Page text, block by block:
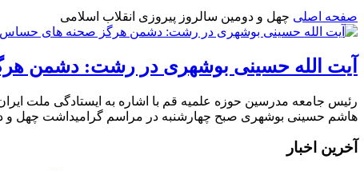
صفحه اصلی چهل و دومین سالروز پیروزی انقلاب اسلامی
آیت الله حسینی بوشهری در رشت: دشمن
رئیس جامعه مدرسین حوزه علمیه قم با اشاره به ایستادگی ملت
هاشم حسینی بوشهری صبح چهارشنبه در مراسم گرامیداشت چهل و
آخرین اخبار